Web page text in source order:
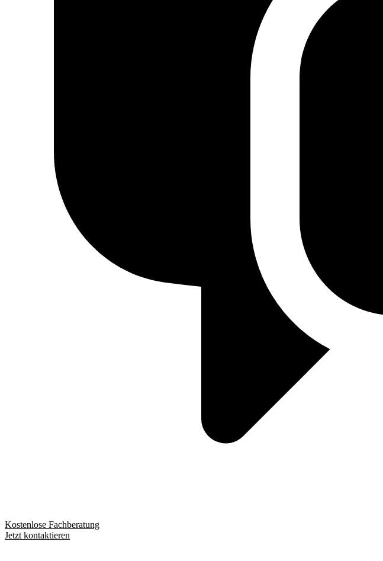
Kostenlose Fachberatung
Jetzt kontaktieren